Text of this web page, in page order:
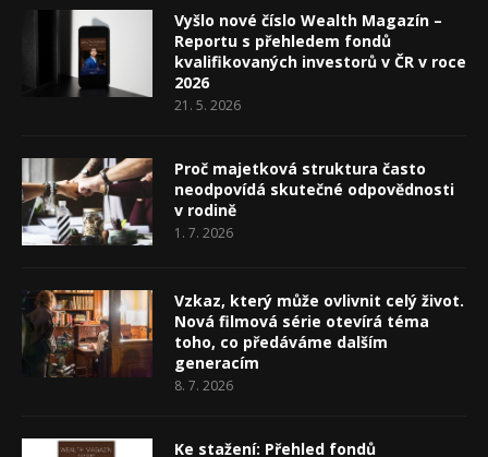
Vyšlo nové číslo Wealth Magazín –
Reportu s přehledem fondů
kvalifikovaných investorů v ČR v roce
2026
21. 5. 2026
Proč majetková struktura často
neodpovídá skutečné odpovědnosti
v rodině
1. 7. 2026
Vzkaz, který může ovlivnit celý život.
Nová filmová série otevírá téma
toho, co předáváme dalším
generacím
8. 7. 2026
Ke stažení: Přehled fondů